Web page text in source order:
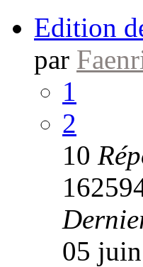
Edition
par
1
2
10
05